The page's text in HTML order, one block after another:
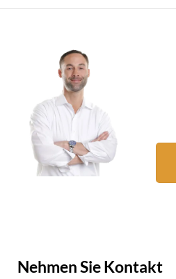
Nehmen Sie Kontakt